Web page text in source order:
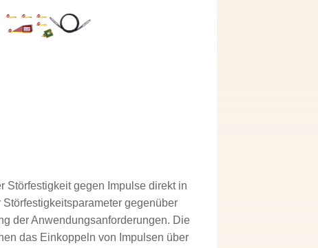
Störfestigkeit gegen Impulse direkt in
gegenüber
der Anwendungsanforderungen. Die
das Einkoppeln von Impulsen über